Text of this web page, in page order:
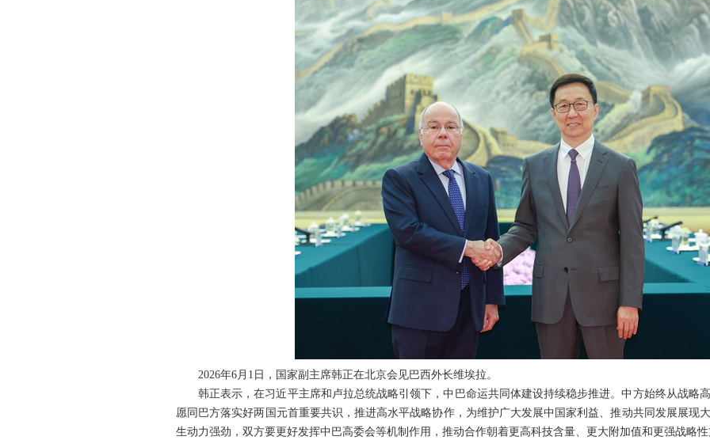
2026年6月1日，国家副主席韩正在北京会见巴西外长维埃拉。
韩正表示，在习近平主席和卢拉总统战略引领下，中巴命运共同体建设持续稳步推进。中方始终从战略
愿同巴方落实好两国元首重要共识，推进高水平战略协作，为维护广大发展中国家利益、推动共同发展展现
生动力强劲，双方要更好发挥中巴高委会等机制作用，推动合作朝着更高科技含量、更大附加值和更强战略